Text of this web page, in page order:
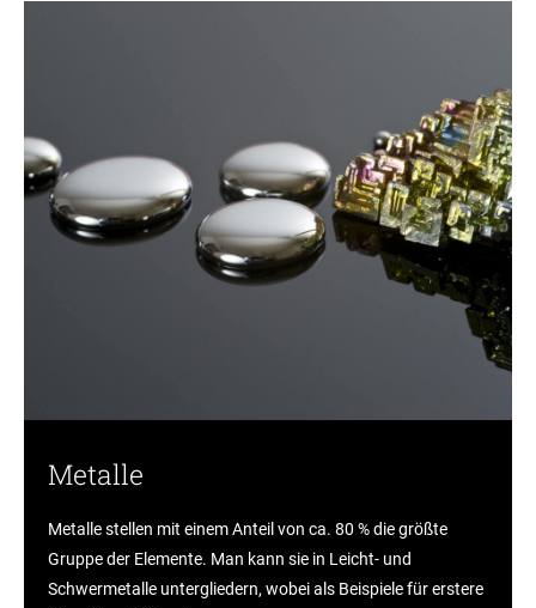
Metalle
Metalle stellen mit einem Anteil von ca. 80 % die größte
Gruppe der Elemente. Man kann sie in Leicht- und
Schwermetalle untergliedern, wobei als Beispiele für erstere